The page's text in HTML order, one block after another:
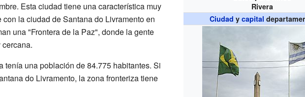
Rivera
Ciudad y capital
Esta ciudad tiene una característica muy
la ciudad de Santana do Livramento en
una "Frontera de la Paz", donde la gente
tenía una población de 84.775 habitantes. Si
do Livramento, la zona fronteriza tiene